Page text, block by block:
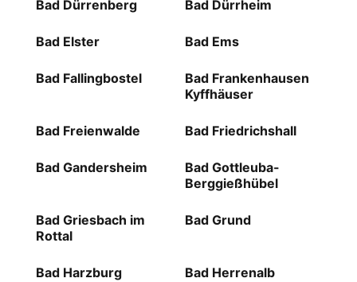
Bad Dürrenberg Bad Dürrheim
Bad Elster Bad Ems
Bad Fallingbostel
Bad Frankenhausen
Kyffhäuser
Bad Freienwalde Bad Friedrichshall
Bad Gandersheim
Bad Gottleuba-
Berggießhübel
Bad Griesbach im
Rottal
Bad Grund
Bad Harzburg Bad Herrenalb